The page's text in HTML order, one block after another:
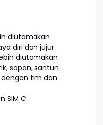
diutamakan
diri dan jujur
diutamakan
sopan, santun
tim dan
SIM C